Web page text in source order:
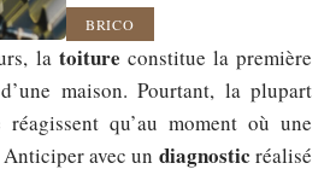
BRICO
la toiture constitue la première
maison. Pourtant, la plupart
qu’au moment où une
avec un diagnostic réalisé